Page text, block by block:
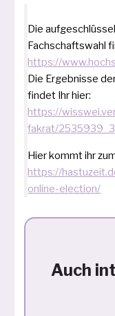
Die
Fachschaftswahl
https://
Die Ergebnisse
fin­det Ihr hier:
https://
fakrat/
Hier kommt ihr
https://
online-election/
Auch